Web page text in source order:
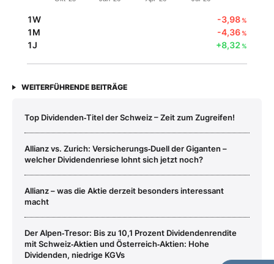
1W -3,98%
1M -4,36%
1J +8,32%
WEITERFÜHRENDE BEITRÄGE
Top Dividenden‑Titel der Schweiz – Zeit zum Zugreifen!
Allianz vs. Zurich: Versicherungs‑Duell der Giganten –
welcher Dividendenriese lohnt sich jetzt noch?
Allianz – was die Aktie derzeit besonders interessant
macht
Der Alpen‑Tresor: Bis zu 10,1 Prozent Dividendenrendite
mit Schweiz‑Aktien und Österreich‑Aktien: Hohe
Dividenden, niedrige KGVs